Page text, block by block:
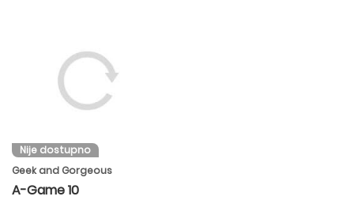
Nije dostupno
Geek and Gorgeous
A-Game 10